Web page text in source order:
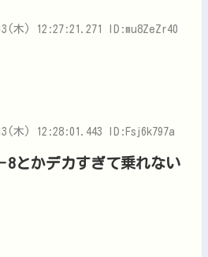
木) 12:27:21.271 ID:mu8ZeZr40
木) 12:28:01.443 ID:Fsj6k797a
8とかデカすぎて乗れない